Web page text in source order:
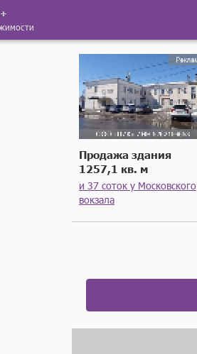
Продажа здания
1257,1 кв. м
и 37 соток у Московского
вокзала